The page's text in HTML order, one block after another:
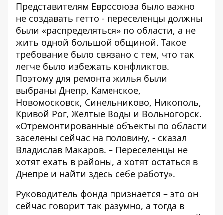
Представителям Евросоюза было важно
не создавать гетто - переселенцы должны
были «распределяться» по области, а не
жить одной большой общиной. Такое
требование было связано с тем, что так
легче было избежать конфликтов.
Поэтому для ремонта жилья были
выбраны Днепр, Каменское,
Новомосковск, Синельниково, Никополь,
Кривой Рог, Желтые Воды и Вольногорск.
«Отремонтированные объекты по области
заселены сейчас на половину, - сказал
Владислав Макаров. – Переселенцы не
хотят ехать в районы, а хотят остаться в
Днепре и найти здесь себе работу».
Руководитель фонда признается – это он
сейчас говорит так разумно, а тогда в